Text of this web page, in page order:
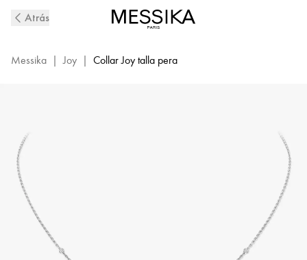
Talla
Messika
05224-
Atrás
Messika | Joy | Collar Joy talla pera